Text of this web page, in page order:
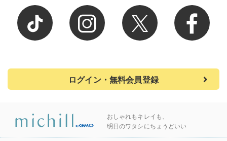
ログイン・無料会員登録
おしゃれもキレイも、
明日のワタシにちょうどいい